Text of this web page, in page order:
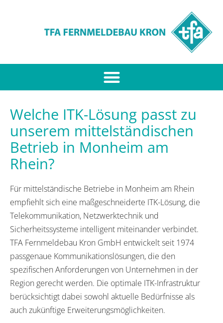
Welche ITK-Lösung passt zu
unserem mittelständischen
Betrieb in Monheim am
Rhein?
Für mittelständische Betriebe in Monheim am Rhein
empfiehlt sich eine maßgeschneiderte ITK-Lösung, die
Telekommunikation, Netzwerktechnik und
Sicherheitssysteme intelligent miteinander verbindet.
TFA Fernmeldebau Kron GmbH entwickelt seit 1974
passgenaue Kommunikationslösungen, die den
spezifischen Anforderungen von Unternehmen in der
Region gerecht werden. Die optimale ITK-Infrastruktur
berücksichtigt dabei sowohl aktuelle Bedürfnisse als
auch zukünftige Erweiterungsmöglichkeiten.